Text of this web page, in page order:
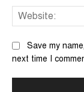
Save my
next time I